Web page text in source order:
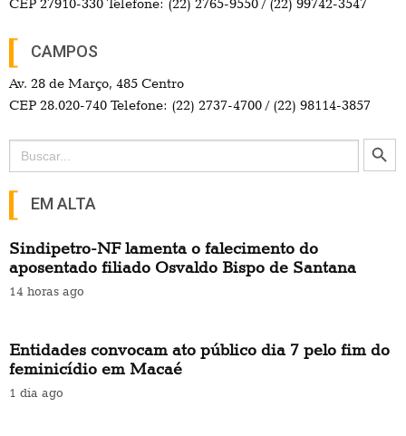
CEP 27910-330 Telefone: (22) 2765-9550 / (22) 99742-3547
CAMPOS
Av. 28 de Março, 485 Centro
CEP 28.020-740 Telefone: (22) 2737-4700 / (22) 98114-3857
Search
for:
Search Button
EM ALTA
Sindipetro-NF lamenta o falecimento do
aposentado filiado Osvaldo Bispo de Santana
14 horas ago
Entidades convocam ato público dia 7 pelo fim do
feminicídio em Macaé
1 dia ago